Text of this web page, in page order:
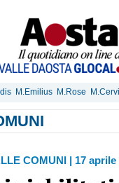
M.Emilius M.Rose
COMUNI | 17 aprile